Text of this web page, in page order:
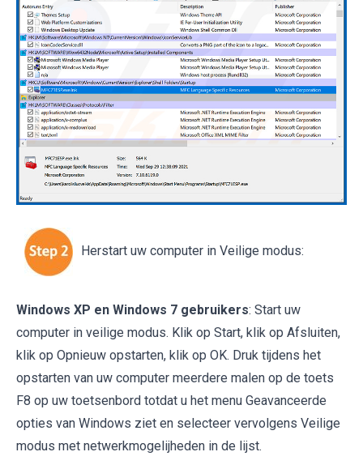
Herstart uw computer in Veilige modus:
Windows XP en Windows 7 gebruikers: Start uw
computer in veilige modus. Klik op Start, klik op Afsluiten,
klik op Opnieuw opstarten, klik op OK. Druk tijdens het
opstarten van uw computer meerdere malen op de toets
F8 op uw toetsenbord totdat u het menu Geavanceerde
opties van Windows ziet en selecteer vervolgens Veilige
modus met netwerkmogelijheden in de lijst.